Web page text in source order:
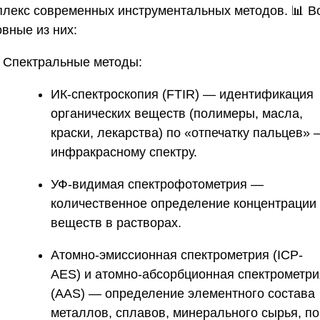
современных инструментальных методов. 📊
из них:
Спектральные методы:
ИК-спектроскопия (FTIR) — идентификация
органических веществ (полимеры, масла,
краски, лекарства) по «отпечатку пальцев»
инфракрасному спектру.
УФ-видимая спектрофотометрия —
количественное определение концентрации
веществ в растворах.
Атомно-эмиссионная спектрометрия (ICP-
AES) и атомно-абсорбционная
(AAS) — определение элементного состава
металлов, сплавов, минерального сырья,